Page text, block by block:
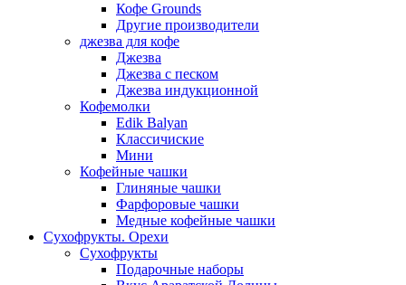
Кофе Grounds
Другие производители
джезва для кофе
Джезва
Джезва с песком
Джезва индукционной
Кофемолки
Edik Balyan
Классичиские
Мини
Кофейные чашки
Глиняные чашки
Фарфоровые чашки
Медные кофейные чашки
Сухофрукты. Орехи
Сухофрукты
Подарочные наборы